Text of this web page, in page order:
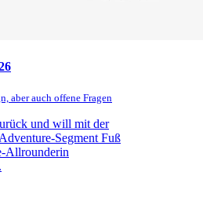
aber auch offene Fragen
und will mit der
Segment Fuß
Allrounderin